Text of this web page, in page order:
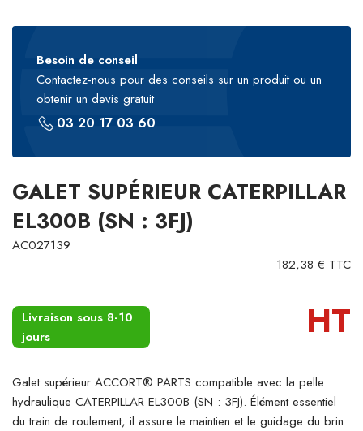
Besoin de conseil
Contactez-nous pour des conseils sur un produit ou un
obtenir un devis gratuit
03 20 17 03 60
GALET SUPÉRIEUR CATERPILLAR
EL300B (SN : 3FJ)
AC027139
182,38 € TTC
Livraison sous 8-10
jours
HT
Galet supérieur ACCORT® PARTS compatible avec la pelle
hydraulique CATERPILLAR EL300B (SN : 3FJ). Élément essentiel
du train de roulement, il assure le maintien et le guidage du brin